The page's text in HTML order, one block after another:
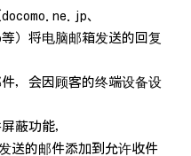
、
将电脑邮箱发送的回复
，会因顾客的终端设备设
蔽功能，
的邮件添加到允许收件